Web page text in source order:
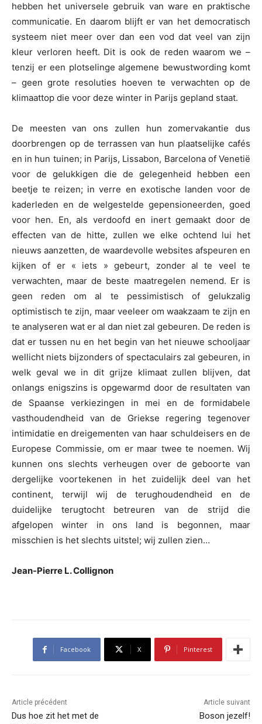
hebben het universele gebruik van ware en praktische
communicatie. En daarom blijft er van het democratisch
systeem niet meer over dan een vod dat veel van zijn
kleur verloren heeft. Dit is ook de reden waarom we –
tenzij er een plotselinge algemene bewustwording komt
– geen grote resoluties hoeven te verwachten op de
klimaattop die voor deze winter in Parijs gepland staat.
De meesten van ons zullen hun zomervakantie dus
doorbrengen op de terrassen van hun plaatselijke cafés
en in hun tuinen; in Parijs, Lissabon, Barcelona of Venetië
voor de gelukkigen die de gelegenheid hebben een
beetje te reizen; in verre en exotische landen voor de
kaderleden en de welgestelde gepensioneerden, goed
voor hen. En, als verdoofd en inert gemaakt door de
effecten van de hitte, zullen we elke ochtend lui het
nieuws aanzetten, de waardevolle websites afspeuren en
kijken of er « iets » gebeurt, zonder al te veel te
verwachten, maar de beste maatregelen nemend. Er is
geen reden om al te pessimistisch of gelukzalig
optimistisch te zijn, maar veeleer om waakzaam te zijn en
te analyseren wat er al dan niet zal gebeuren. De reden is
dat er tussen nu en het begin van het nieuwe schooljaar
wellicht niets bijzonders of spectaculairs zal gebeuren, in
welk geval we in dit grijze klimaat zullen blijven, dat
onlangs enigszins is opgewarmd door de resultaten van
de Spaanse verkiezingen in mei en de formidabele
vasthoudendheid van de Griekse regering tegenover
intimidatie en dreigementen van haar schuldeisers en de
Europese Commissie, om er maar twee te noemen. Wij
kunnen ons slechts verheugen over de geboorte van
dergelijke voortekenen in het zuidelijk deel van het
continent, terwijl wij de terughoudendheid en de
duidelijke terugtocht betreuren van de strijd die
afgelopen winter in ons land is begonnen, maar
misschien is het slechts uitstel; wij zullen zien…
Jean-Pierre L. Collignon
Facebook X Pinterest
Article précédent
Dus hoe zit het met de
Article suivant
Boson jezelf!